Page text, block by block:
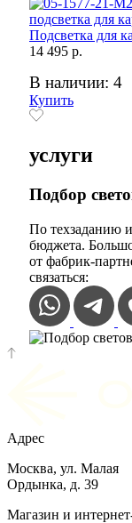
Подсветка для
14 495 р.
В наличии: 4
Купить
услуги
Подбор
По техзаданию
бюджета.
от фабрик-
связаться:
Адрес
Москва, ул. Малая
Ордынка, д. 39
Магазин и